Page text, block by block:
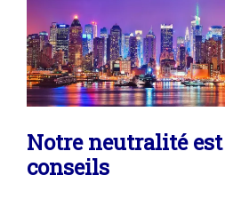
Notre neutralité
conseils